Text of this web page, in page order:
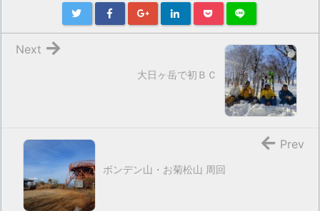
大日ヶ岳で初ＢＣ
Next
ボンデン山・お菊松山 周回
Prev